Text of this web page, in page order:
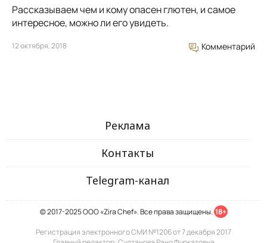
Рассказываем чем и кому опасен глютен, и самое
интересное, можно ли его увидеть.
12 октября, 2018 Комментарий
Реклама
Контакты
Telegram-канал
© 2017-2025 ООО «Zira Chef». Все права защищены. 18+
Регистрация электронного СМИ №1206 от 7 декабря 2017